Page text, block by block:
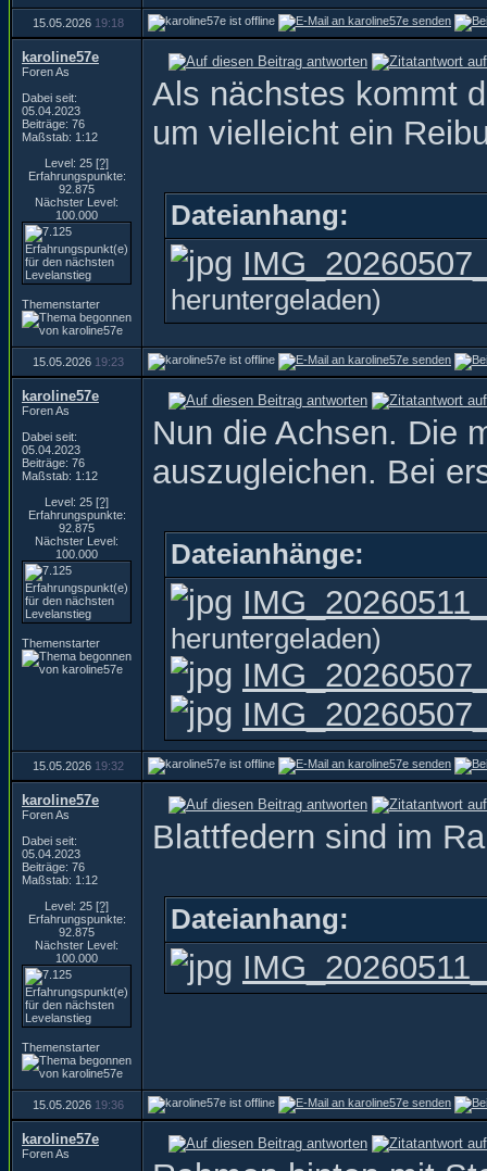
15.05.2026 19:18
karoline57e
Foren As
Dabei seit:
05.04.2023
Beiträge: 76
Maßstab: 1:12
Level: 25 [?]
Erfahrungspunkte:
92.875
Nächster Level:
100.000
Themenstarter
Als nächstes kommt
um vielleicht ein
Dateianhang:
heruntergeladen)
15.05.2026 19:23
karoline57e
Foren As
Dabei seit:
05.04.2023
Beiträge: 76
Maßstab: 1:12
Level: 25 [?]
Erfahrungspunkte:
92.875
Nächster Level:
100.000
Themenstarter
Nun die Achsen. Die
auszugleichen. Bei
Dateianhänge:
heruntergeladen)
15.05.2026 19:32
karoline57e
Foren As
Dabei seit:
05.04.2023
Beiträge: 76
Maßstab: 1:12
Level: 25 [?]
Erfahrungspunkte:
92.875
Nächster Level:
100.000
Themenstarter
Blattfedern sind im
Dateianhang:
15.05.2026 19:36
karoline57e
Foren As